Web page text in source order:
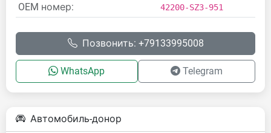
OEM номер:
42200-SZ3-951
Позвонить: +79133995008
WhatsApp Telegram
Автомобиль-донор